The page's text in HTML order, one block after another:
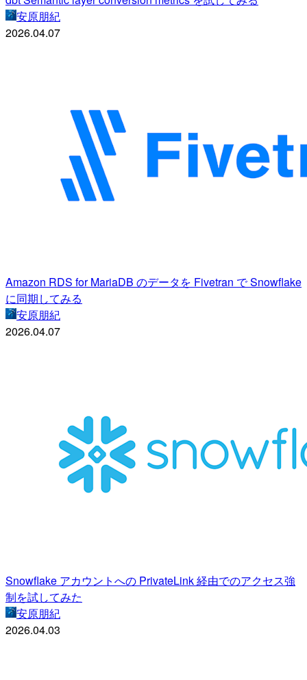
安原朋紀
2026.04.07
Amazon RDS for MariaDB のデータを Fivetran で Snowflake
に同期してみる
安原朋紀
2026.04.07
Snowflake アカウントへの PrivateLink 経由でのアクセス強
制を試してみた
安原朋紀
2026.04.03